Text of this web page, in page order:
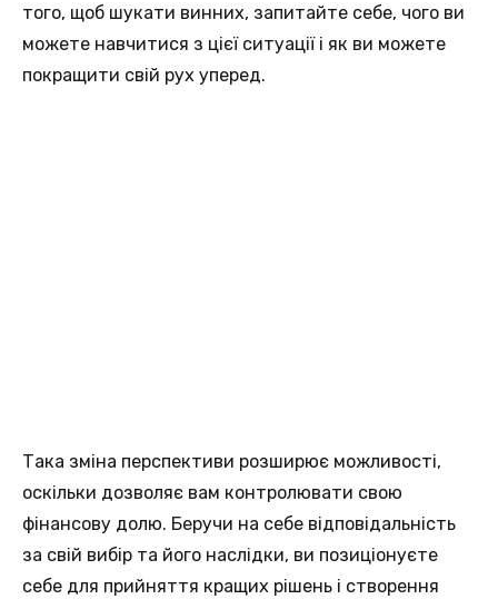
того, щоб шукати винних, запитайте себе, чого ви
можете навчитися з цієї ситуації і як ви можете
покращити свій рух уперед.
Така зміна перспективи розширює можливості,
оскільки дозволяє вам контролювати свою
фінансову долю. Беручи на себе відповідальність
за свій вибір та його наслідки, ви позиціонуєте
себе для прийняття кращих рішень і створення